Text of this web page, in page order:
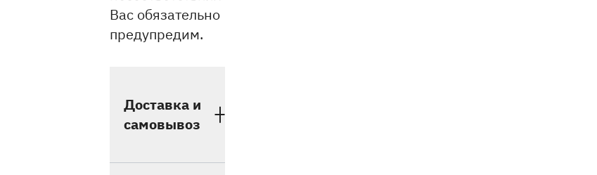
Вас обязательно
предупредим.
Доставка и
самовывоз